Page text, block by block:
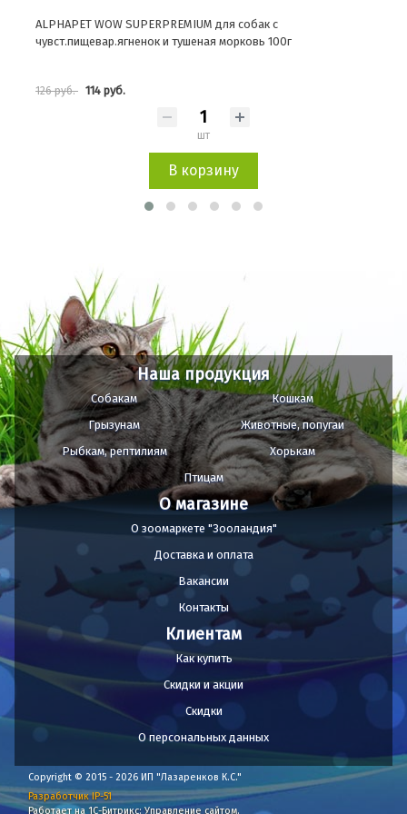
ALPHAPET SUPERPREMIUM для собак с чувст.пищеварением
кролик и яблоко100г
184 руб. 166 руб.
В корзину
Наша продукция
Собакам
Кошкам
Грызунам
Животные, попугаи
Рыбкам, рептилиям
Хорькам
Птицам
О магазине
О зоомаркете "Зооландия"
Доставка и оплата
Вакансии
Контакты
Клиентам
Как купить
Скидки и акции
Скидки
О персональных данных
Copyright © 2015 - 2026 ИП "Лазаренков К.С."
Разработчик IP-51
Работает на 1С-Битрикс: Управление сайтом.